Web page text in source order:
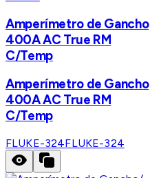
Amperímetro de Gancho
400A AC True RM
C/Temp
Amperímetro de Gancho
400A AC True RM
C/Temp
FLUKE-324FLUKE-324